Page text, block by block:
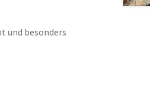
und besonders